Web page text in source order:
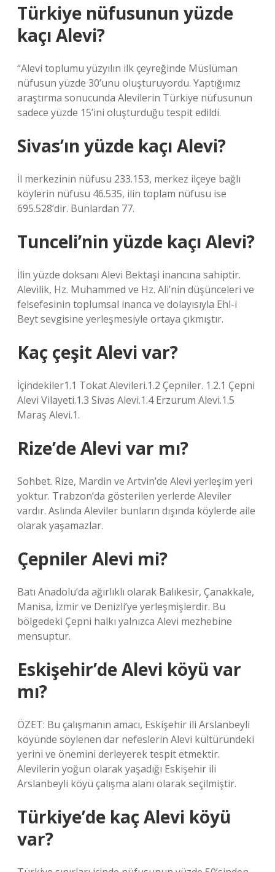
Türkiye nüfusunun yüzde
kaçı Alevi?
“Alevi toplumu yüzyılın ilk çeyreğinde Müslüman
nüfusun yüzde 30’unu oluşturuyordu. Yaptığımız
araştırma sonucunda Alevilerin Türkiye nüfusunun
sadece yüzde 15’ini oluşturduğu tespit edildi.
Sivas’ın yüzde kaçı Alevi?
İl merkezinin nüfusu 233.153, merkez ilçeye bağlı
köylerin nüfusu 46.535, ilin toplam nüfusu ise
695.528’dir. Bunlardan 77.
Tunceli’nin yüzde kaçı Alevi?
İlin yüzde doksanı Alevi Bektaşi inancına sahiptir.
Alevilik, Hz. Muhammed ve Hz. Ali’nin düşünceleri ve
felsefesinin toplumsal inanca ve dolayısıyla Ehl-i
Beyt sevgisine yerleşmesiyle ortaya çıkmıştır.
Kaç çeşit Alevi var?
İçindekiler1.1 Tokat Alevileri.1.2 Çepniler. 1.2.1 Çepni
Alevi Vilayeti.1.3 Sivas Alevi.1.4 Erzurum Alevi.1.5
Maraş Alevi.1.
Rize’de Alevi var mı?
Sohbet. Rize, Mardin ve Artvin’de Alevi yerleşim yeri
yoktur. Trabzon’da gösterilen yerlerde Aleviler
vardır. Aslında Aleviler bunların dışında köylerde aile
olarak yaşamazlar.
Çepniler Alevi mi?
Batı Anadolu’da ağırlıklı olarak Balıkesir, Çanakkale,
Manisa, İzmir ve Denizli’ye yerleşmişlerdir. Bu
bölgedeki Çepni halkı yalnızca Alevi mezhebine
mensuptur.
Eskişehir’de Alevi köyü var
mı?
ÖZET: Bu çalışmanın amacı, Eskişehir ili Arslanbeyli
köyünde söylenen dar nefeslerin Alevi kültüründeki
yerini ve önemini derleyerek tespit etmektir.
Alevilerin yoğun olarak yaşadığı Eskişehir ili
Arslanbeyli köyü çalışma alanı olarak seçilmiştir.
Türkiye’de kaç Alevi köyü
var?